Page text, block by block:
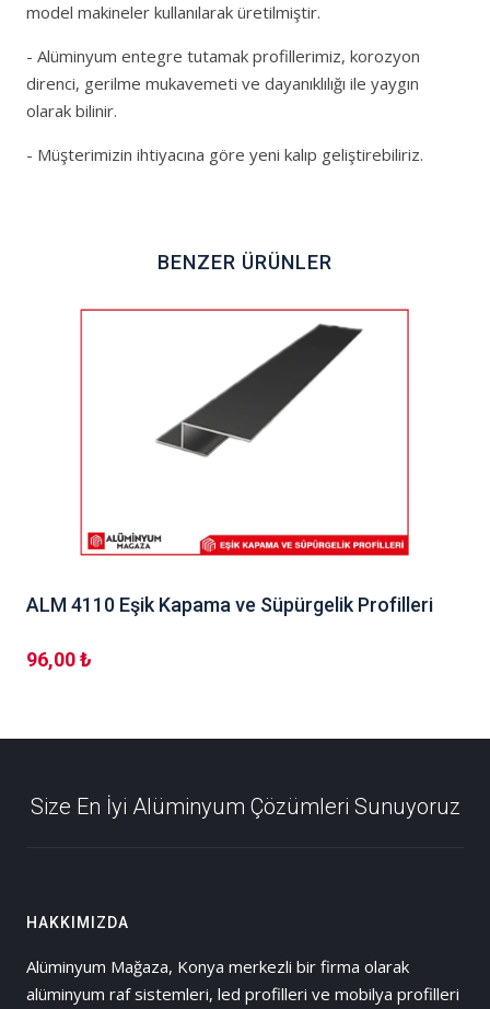
model makineler kullanılarak üretilmiştir.
- Alüminyum entegre tutamak profillerimiz, korozyon
direnci, gerilme mukavemeti ve dayanıklılığı ile yaygın
olarak bilinir.
- Müşterimizin ihtiyacına göre yeni kalıp geliştirebiliriz.
BENZER ÜRÜNLER
ALM 4110 Eşik Kapama ve Süpürgelik Profilleri
96,00 ₺
Size En İyi Alüminyum Çözümleri Sunuyoruz
HAKKIMIZDA
Alüminyum Mağaza, Konya merkezli bir firma olarak
alüminyum raf sistemleri, led profilleri ve mobilya profilleri